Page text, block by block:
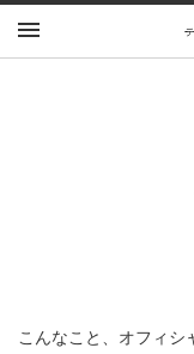
こんなこと、オフィシ